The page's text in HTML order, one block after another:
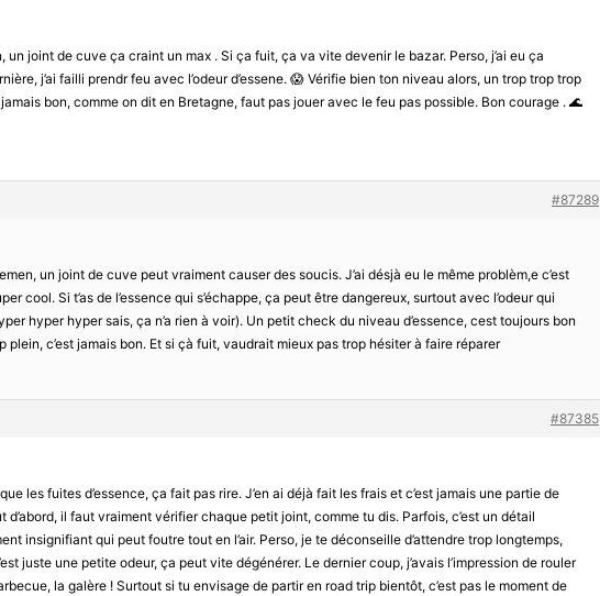
un joint de cuve ça craint un max . Si ça fuit, ça va vite devenir le bazar. Perso, j’ai eu ça
j’ai failli prendr feu avec l’odeur d’essene. 😱 Vérifie bien ton niveau alors, un trop trop trop
jamais bon, comme on dit en Bretagne, faut pas jouer avec le feu pas possible. Bon courage . 🌊
#87289
un joint de cuve peut vraiment causer des soucis. J’ai désjà eu le même problèm,e c’est
cool. Si t’as de l’essence qui s’échappe, ça peut être dangereux, surtout avec l’odeur qui
hyper hyper sais, ça n’a rien à voir). Un petit check du niveau d’essence, cest toujours bon
plein, c’est jamais bon. Et si çà fuit, vaudrait mieux pas trop hésiter à faire réparer
#87385
les fuites d’essence, ça fait pas rire. J’en ai déjà fait les frais et c’est jamais une partie de
d’abord, il faut vraiment vérifier chaque petit joint, comme tu dis. Parfois, c’est un détail
insignifiant qui peut foutre tout en l’air. Perso, je te déconseille d’attendre trop longtemps,
juste une petite odeur, ça peut vite dégénérer. Le dernier coup, j’avais l’impression de rouler
la galère ! Surtout si tu envisage de partir en road trip bientôt, c’est pas le moment de